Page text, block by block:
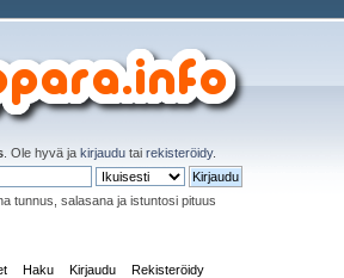
. Ole hyvä ja kirjaudu tai rekisteröidy.
tunnus, salasana ja istuntosi pituus
Haku Kirjaudu Rekisteröidy